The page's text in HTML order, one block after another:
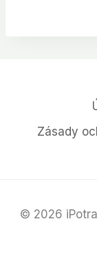
Zásady
© 2026